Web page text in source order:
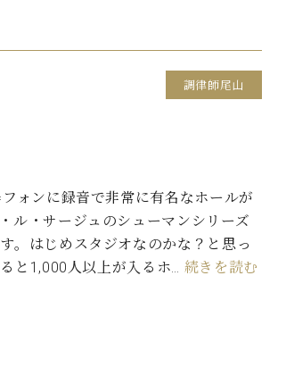
コンクール
調律師尾山
ォンに録音で非常に有名なホールが
ル・サージュのシューマンシリーズ
。はじめスタジオなのかな？と思っ
と1,000人以上が入るホ… 続きを読む